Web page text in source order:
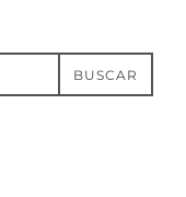
BUSCAR